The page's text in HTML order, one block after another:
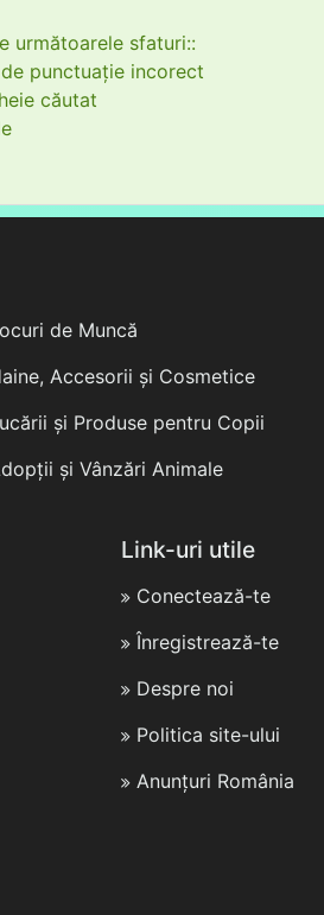
următoarele sfaturi::
punctuație incorect
căutat
de Muncă
Accesorii și Cosmetice
și Produse pentru Copii
și Vânzări Animale
Link-uri utile
Conectează-te
Înregistrează-te
Despre noi
Politica site-ului
Anunțuri România